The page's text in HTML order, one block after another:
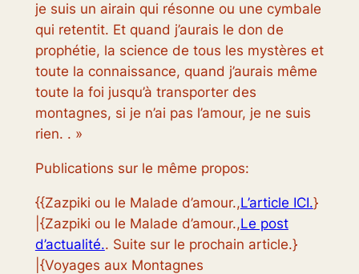
je suis un airain qui résonne ou une cymbale
qui retentit. Et quand j’aurais le don de
prophétie, la science de tous les mystères et
toute la connaissance, quand j’aurais même
toute la foi jusqu’à transporter des
montagnes, si je n’ai pas l’amour, je ne suis
rien. . »
Publications sur le même propos:
{{Zazpiki ou le Malade d’amour.,L’article ICI.}
|{Zazpiki ou le Malade d’amour.,Le post
d’actualité.. Suite sur le prochain article.}
|{Voyages aux Montagnes